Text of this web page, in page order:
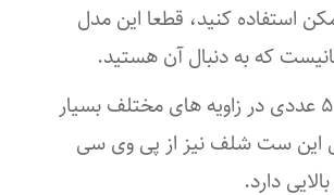
سایر توضیحات
شلف دیواری شامل ۳ طبقه است. سایز طبقه ها: ۱۷×۵۰ سانتی متر
متر
استفاده کنید، قطعا این مدل
که به دنبال آن هستید.
چیدن این ست ۵ عددی در زاویه های مختلف بسیار
این ست شلف نیز از پی وی سی
دارد.